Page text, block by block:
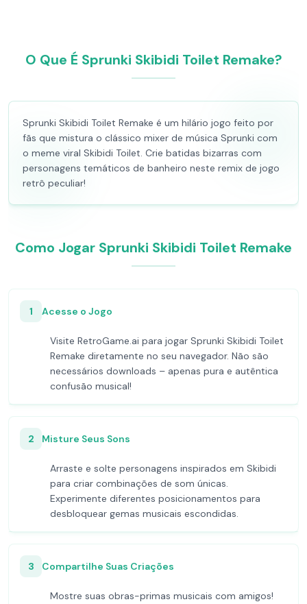
O Que É Sprunki Skibidi Toilet Remake?
Sprunki Skibidi Toilet Remake é um hilário jogo feito por
fãs que mistura o clássico mixer de música Sprunki com
o meme viral Skibidi Toilet. Crie batidas bizarras com
personagens temáticos de banheiro neste remix de jogo
retrô peculiar!
Como Jogar Sprunki Skibidi Toilet Remake
1 Acesse o Jogo
Visite RetroGame.ai para jogar Sprunki Skibidi Toilet
Remake diretamente no seu navegador. Não são
necessários downloads – apenas pura e autêntica
confusão musical!
2 Misture Seus Sons
Arraste e solte personagens inspirados em Skibidi
para criar combinações de som únicas.
Experimente diferentes posicionamentos para
desbloquear gemas musicais escondidas.
3 Compartilhe Suas Criações
Mostre suas obras-primas musicais com amigos!